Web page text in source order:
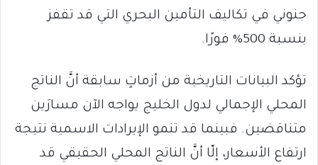
جنوني في تكاليف التأمين البحري التي قد تقفز
بنسبة 500% فورًا.
​تؤكد البيانات التاريخية من أزماتٍ سابقة أنَّ الناتج
المحلي الإجمالي لدول الخليج يواجه الآن مسارَين
متناقضين. فبينما قد تنمو الإيرادات الاسمية نتيجة
ارتفاع الأسعار، إلّا أنَّ الناتج المحلي الحقيقي قد